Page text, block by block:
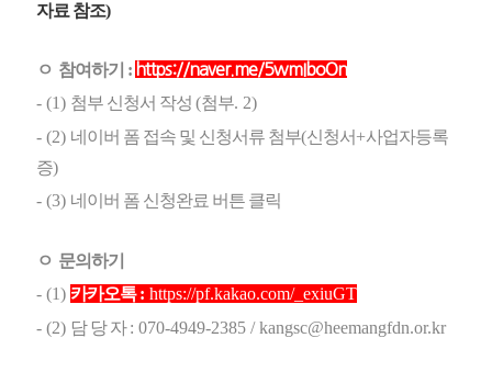
자료 참조)
ㅇ 참여하기 : https://naver.me/5wmIboOn
- (1) 첨부 신청서 작성(첨부. 2)
- (2) 네이버 폼 접속 및 신청서류 첨부(신청서+사업자등록
증)
- (3) 네이버 폼 신청완료 버튼 클릭
ㅇ 문의하기
- (1) 카카오톡:https://pf.kakao.com/_exiuGT
- (2) 담 당 자: 070-4949-2385 / kangsc@heemangfdn.or.kr